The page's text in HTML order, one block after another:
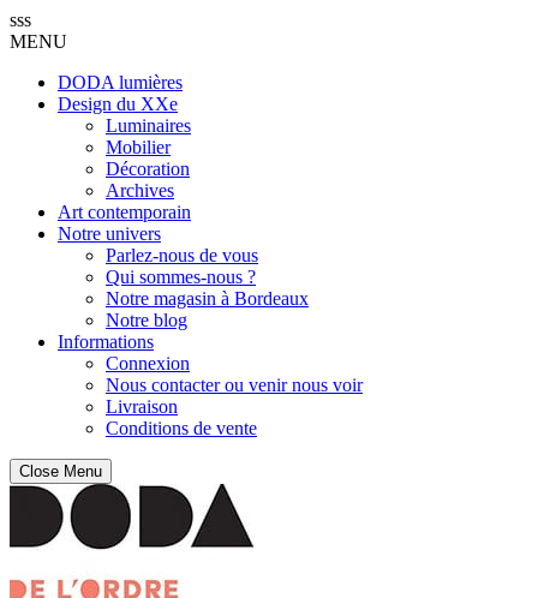
sss
MENU
DODA lumières
Design du XXe
Luminaires
Mobilier
Décoration
Archives
Art contemporain
Notre univers
Parlez-nous de vous
Qui sommes-nous ?
Notre magasin à Bordeaux
Notre blog
Informations
Connexion
Nous contacter ou venir nous voir
Livraison
Conditions de vente
Close Menu